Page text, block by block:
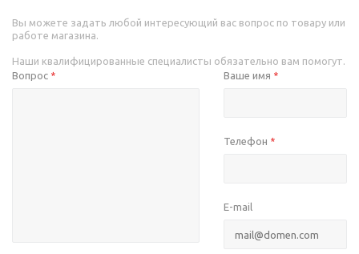
Вы можете задать любой интересующий вас вопрос по товару или
работе магазина.
Наши квалифицированные специалисты обязательно вам помогут.
Вопрос * Ваше имя *
Телефон *
E-mail